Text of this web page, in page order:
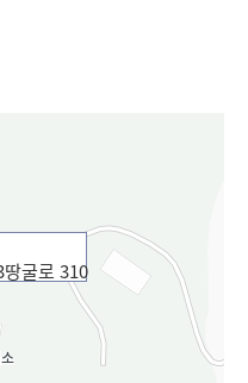
굴로 310